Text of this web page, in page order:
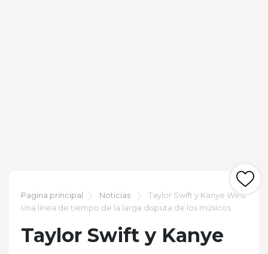
Pagina principal Noticias
Taylor Swift y Kanye West
Una línea de tiempo de la larga disputa de los músicos
Taylor Swift y Kanye